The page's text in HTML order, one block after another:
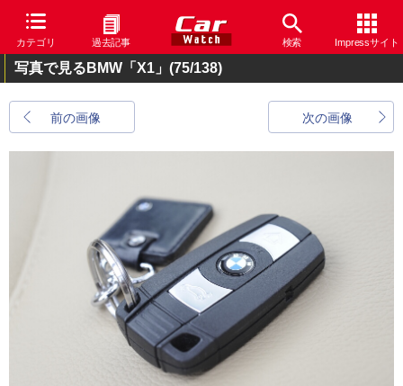
カテゴリ 過去記事 検索 Impressサイト
写真で見るBMW「X1」 (75/138)
前の画像 次の画像